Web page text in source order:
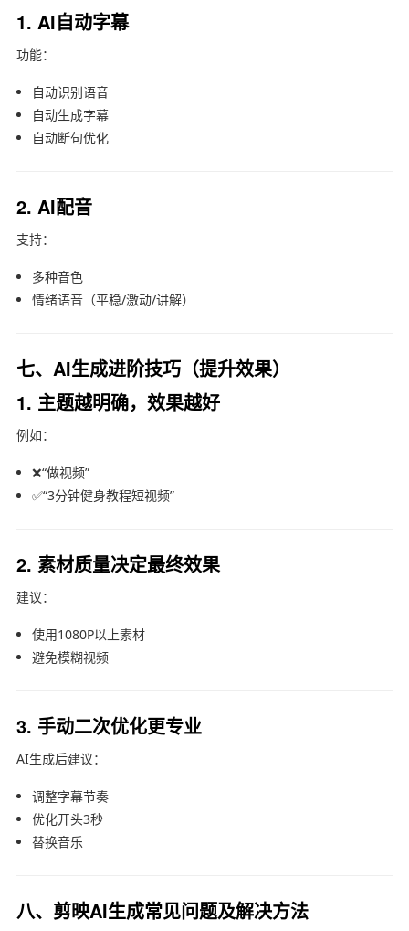
1. AI自动字幕
功能：
自动识别语音
自动生成字幕
自动断句优化
2. AI配音
支持：
多种音色
情绪语音（平稳/激动/讲解）
七、AI生成进阶技巧（提升效果）
1. 主题越明确，效果越好
例如：
❌“做视频”
✅“3分钟健身教程短视频”
2. 素材质量决定最终效果
建议：
使用1080P以上素材
避免模糊视频
3. 手动二次优化更专业
AI生成后建议：
调整字幕节奏
优化开头3秒
替换音乐
八、剪映AI生成常见问题及解决方法